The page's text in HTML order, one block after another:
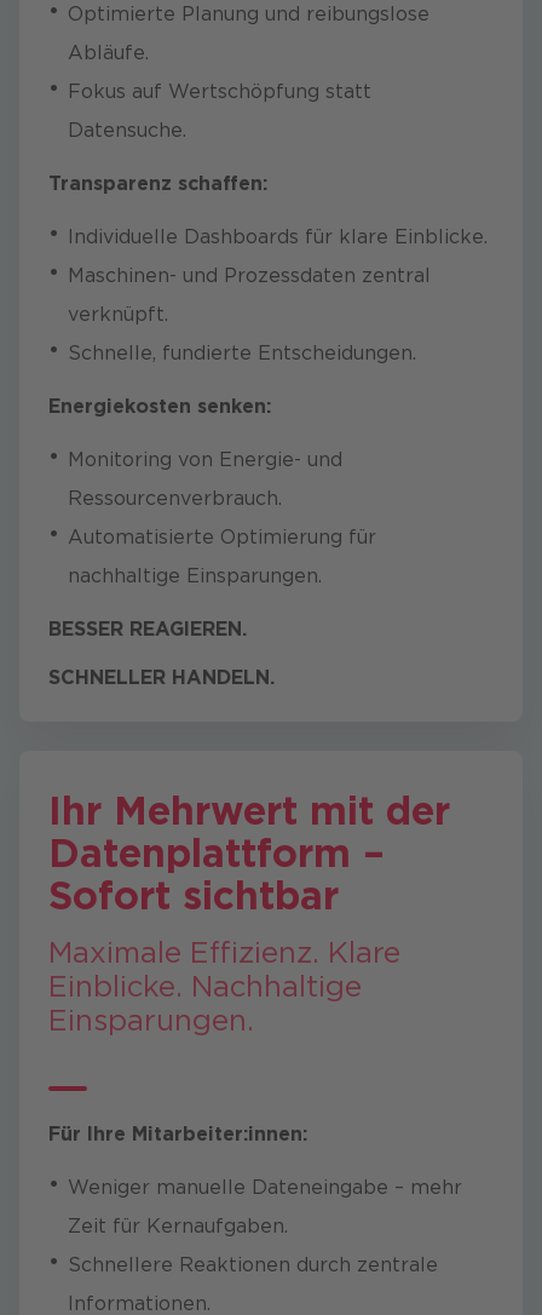
Zu kompliziert? Kein Ding –
reden wir lieber persönlich! ?
Optimierte Planung und reibungslose
Abläufe.
Fokus auf Wertschöpfung statt
Datensuche.
Transparenz schaffen:
Individuelle Dashboards für klare Einblicke.
Maschinen- und Prozessdaten zentral
verknüpft.
Schnelle, fundierte Entscheidungen.
Energiekosten senken:
Monitoring von Energie- und
Ressourcenverbrauch.
Automatisierte Optimierung für
nachhaltige Einsparungen.
BESSER REAGIEREN.
SCHNELLER HANDELN.
Ihr Mehrwert mit der
Datenplattform –
Sofort sichtbar
​Maximale Effizienz. Klare
Einblicke. Nachhaltige
Einsparungen.
Für Ihre Mitarbeiter:innen:
Weniger manuelle Dateneingabe – mehr
Zeit für Kernaufgaben.
Schnellere Reaktionen durch zentrale
Informationen.